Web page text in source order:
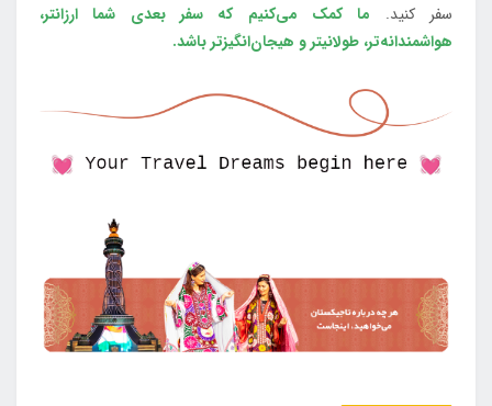
سفر کنید. ما کمک می‌کنیم که سفر بعدی شما ارزانتر،
هواشمندانه‌تر، طولانی‎تر و هیجان‌انگیزتر باشد.